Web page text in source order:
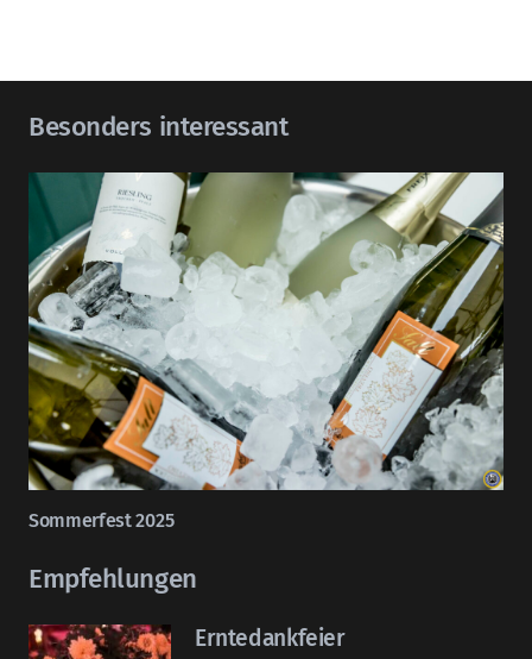
Besonders interessant
Sommerfest 2025
Empfehlungen
Erntedankfeier